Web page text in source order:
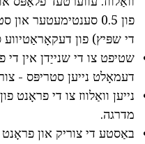
פון 0.5 סענטימעטער
די שפּיץ) פון דעקאָראַטיווע
שטיפט צו די שנייַדן אין די
דעמאָלט נייען סטריפּס -
נייען וואַלווז צו די פראָנט
מדרגה.
באַסטע די צוריק און פראָנט